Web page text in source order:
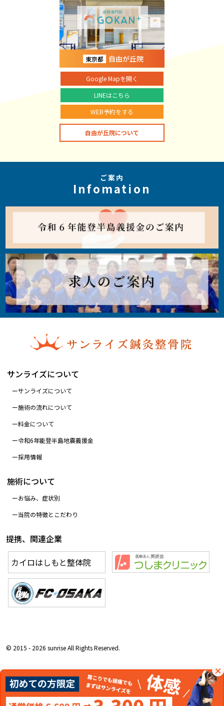
東京都 自由が丘院
Google Mapを開く
LINEはこちら
WEB予約をする
自由が丘院について
ご案内
Infomation
サンライズについて
サンライズについて
施術の流れについて
料金について
令和6年能登半島地震義援金
採用情報
施術について
お悩み、症状別
当院の特徴とこだわり
提携、関連企業
カイロはしもと整体院
© 2015 - 2026 sunrise All Rights Reserved.
×